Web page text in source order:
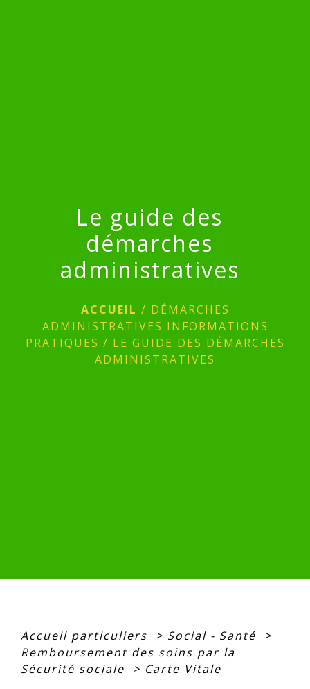
Le guide des
démarches
administratives
ACCUEIL / DÉMARCHES
ADMINISTRATIVES INFORMATIONS
PRATIQUES / LE GUIDE DES DÉMARCHES
ADMINISTRATIVES
Accueil particuliers > Social - Santé
>
Remboursement des soins par la
Sécurité sociale
> Carte Vitale